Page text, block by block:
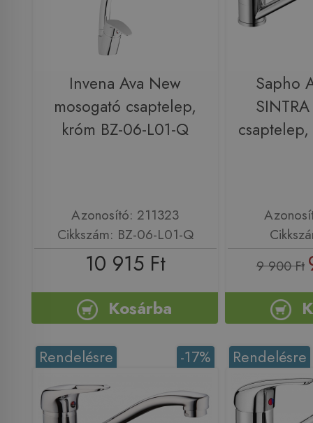
Invena Ava New
mosogató csaptelep,
króm BZ-06-L01-Q
Azonosító: 211323
Cikkszám: BZ-06-L01-Q
10 915 Ft
Kosárba
Sapho
9 900 Ft
-17%
Rendelésre Rendelésre